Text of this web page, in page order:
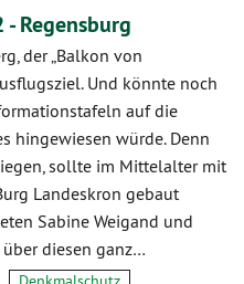
Regensburg
der „Balkon von
Und könnte noch
auf die
hingewiesen würde. Denn
sollte im Mittelalter mit
Landeskron gebaut
Sabine Weigand und
diesen ganz…